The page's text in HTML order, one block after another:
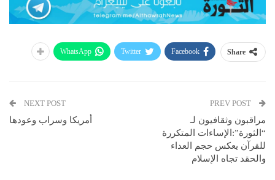
Share
Facebook
Twitter
WhatsApp
مراقبون وثقافيون لـ
“الثورة”:الإساءات المتكررة
للقرآن يعكس حجم العداء
والحقد تجاه الإسلام
NEXT POST
أمريكا وسراب وعودها